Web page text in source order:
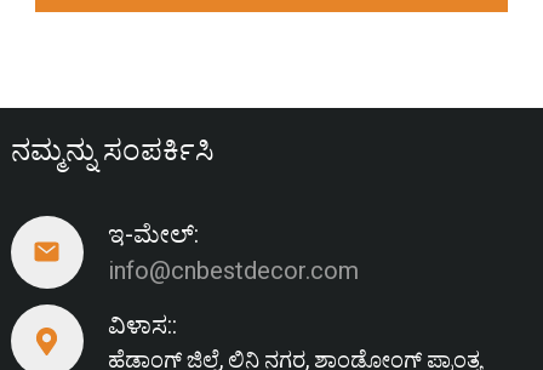
ನಮ್ಮನ್ನು ಸಂಪರ್ಕಿಸಿ
ಇ-ಮೇಲ್:
info@cnbestdecor.com
ವಿಳಾಸ::
ಹೆಡಾಂಗ್ ಜಿಲ್ಲೆ, ಲಿನಿ ನಗರ, ಶಾಂಡೋಂಗ್ ಪ್ರಾಂತ್ಯ